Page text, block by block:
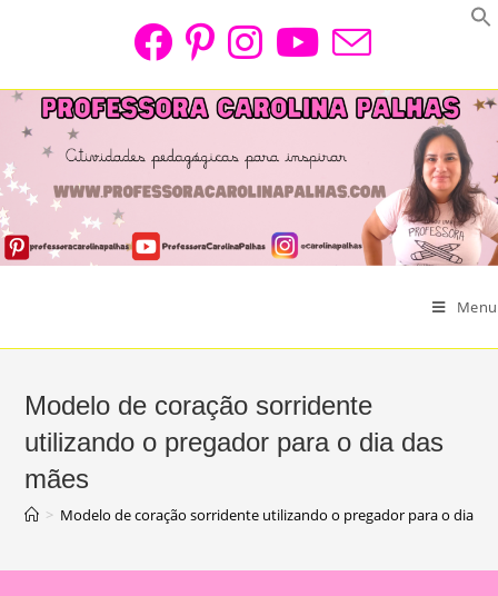
Menu
Modelo de coração sorridente
utilizando o pregador para o dia das
mães
> Modelo de coração sorridente utilizando o pregador para o dia